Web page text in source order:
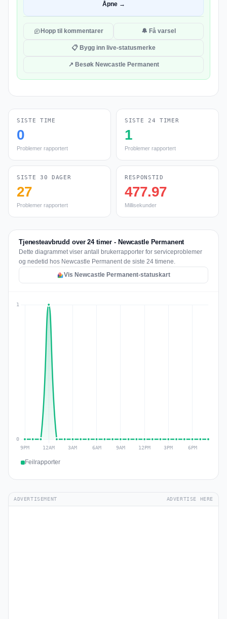
Åpne →
Hopp til kommentarer 🔔 Få varsel
📋 Bygg inn live-statusmerke
↗ Besøk Newcastle Permanent
SISTE TIME
0
Problemer rapportert
SISTE 24 TIMER
1
Problemer rapportert
SISTE 30 DAGER
27
Problemer rapportert
RESPONSTID
477.97
Millisekunder
Tjenesteavbrudd over 24 timer - Newcastle Permanent
Dette diagrammet viser antall brukerrapporter for serviceproblemer
og nedetid hos Newcastle Permanent de siste 24 timene.
Vis Newcastle Permanent-statuskart
Feilrapporter
ADVERTISEMENT ADVERTISE HERE